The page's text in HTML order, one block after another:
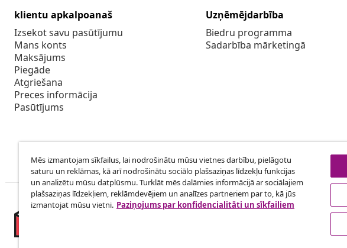
klientu apkalpoanaš
Izsekot savu pasūtījumu
Mans konts
Maksājums
Piegāde
Atgriešana
Preces informācija
Pasūtījums
Uzņēmējdarbība
Biedru programma
Sadarbība mārketingā
Mēs izmantojam sīkfailus, lai nodrošinātu mūsu vietnes darbību, pielāgotu
saturu un reklāmas, kā arī nodrošinātu sociālo plašsaziņas līdzekļu funkcijas
un analizētu mūsu datplūsmu. Turklāt mēs dalāmies informācijā ar sociālajiem
plašsaziņas līdzekļiem, reklāmdevējiem un analīzes partneriem par to, kā jūs
izmantojat mūsu vietni. Paziņojums par konfidencialitāti un sīkfailiem